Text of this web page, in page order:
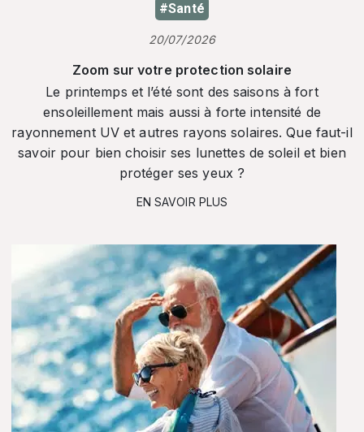
#Santé
20/07/2026
Zoom sur votre protection solaire
Le printemps et l’été sont des saisons à fort
ensoleillement mais aussi à forte intensité de
rayonnement UV et autres rayons solaires. Que faut-il
savoir pour bien choisir ses lunettes de soleil et bien
protéger ses yeux ?
EN SAVOIR PLUS